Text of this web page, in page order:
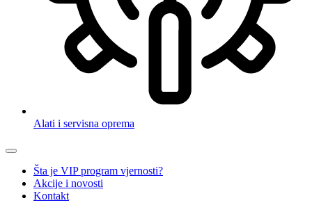
Alati i servisna oprema
Šta je VIP program vjernosti?
Akcije i novosti
Kontakt